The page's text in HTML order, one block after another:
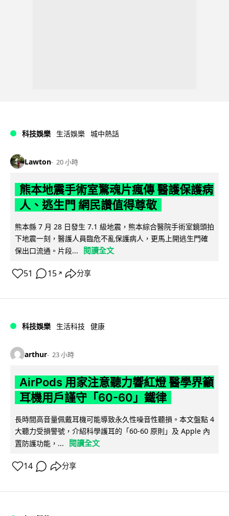
科技娛樂 生活娛樂 城中熱話
Lawton 20 小時
熊本地震手術室驚魂片瘋傳 醫護保護病
人、逃生門 網民讚值得尊敬
熊本縣 7 月 28 日發生 7.1 級地震，熊本綜合醫院手術室鏡頭拍
下地震一刻，醫護人員臨危不亂保護病人，更馬上開逃生門確
保出口流通。片段...
閱讀全文
51 15 ↗ 分享
科技娛樂 生活科技 健康
arthur 23 小時
AirPods 用家注意聽力響紅燈 醫學界籲
耳機用戶謹守「60-60」鐵律
長時間高音量佩戴耳機可能導致永久性噪音性聽損。本文盤點 4
大聽力受損警號，介紹科學護耳的「60-60 原則」及 Apple 內
置防護功能，...
閱讀全文
14 分享